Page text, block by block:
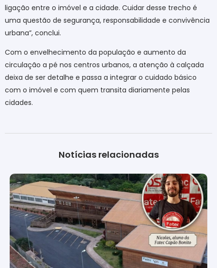
ligação entre o imóvel e a cidade. Cuidar desse trecho é
uma questão de segurança, responsabilidade e convivência
urbana”, conclui.
Com o envelhecimento da população e aumento da
circulação a pé nos centros urbanos, a atenção à calçada
deixa de ser detalhe e passa a integrar o cuidado básico
com o imóvel e com quem transita diariamente pelas
cidades.
Notícias relacionadas